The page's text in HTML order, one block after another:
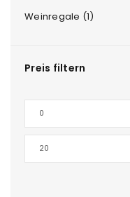
Weinregale (1)
Preis filtern